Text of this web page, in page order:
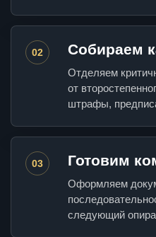
02 Собираем
Отделяем
от
штрафы,
03 Готовим
Оформляем
следующий